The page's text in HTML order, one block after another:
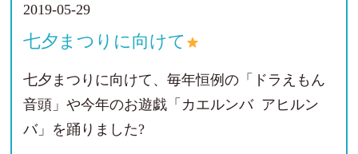
2019-05-29
七夕まつりに向けて
七夕まつりに向けて、毎年恒例の「ドラえもん
音頭」や今年のお遊戯「カエルンバ アヒルン
バ」を踊りました?